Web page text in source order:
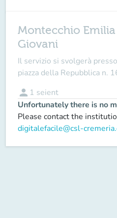
Montecchio
Giovani
Il servizio si svolgerà
piazza della Repubblica n.
person 1 seient
Unfortunately there is no
Please contact the
digitalefacile@csl-